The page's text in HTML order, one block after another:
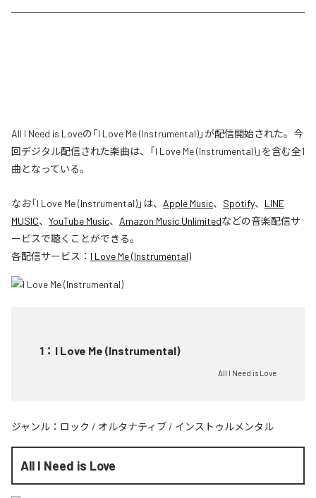
All I Need is Loveの「I Love Me (Instrumental)」が配信開始された。今
回デジタル配信された楽曲は、「I Love Me (Instrumental)」を含む全1
曲となっている。
なお「I Love Me (Instrumental)」は、 Apple Music、 Spotify、 LINE
MUSIC、 YouTube Music、 Amazon Music Unlimitedなどの音楽配信サ
ービスで聴くことができる。
各配信サービス： I Love Me (Instrumental)
1 ： I Love Me (Instrumental)
All I Need is Love
ジャンル： ロック / オルタナティブ / インストゥルメンタル
All I Need is Love